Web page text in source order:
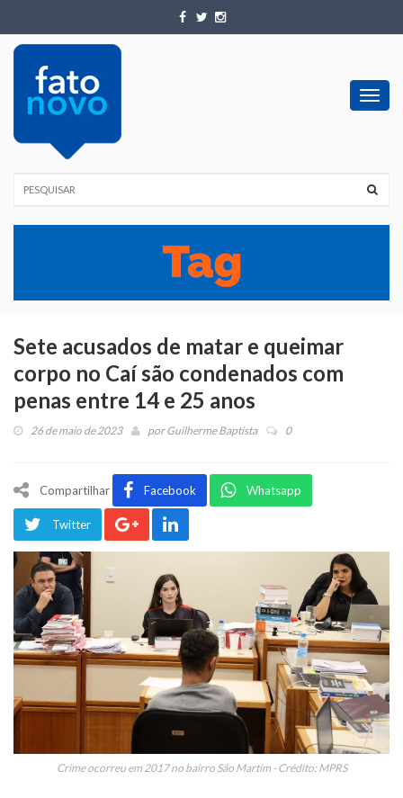
Sete acusados de matar e queimar
corpo no Caí são condenados com
penas entre 14 e 25 anos
26 de maio de 2023 porGuilherme Baptista 0
Compartilhar Facebook Whatsapp
Twitter
Crime ocorreu em 2017 no bairro São Martim - Crédito: MPRS